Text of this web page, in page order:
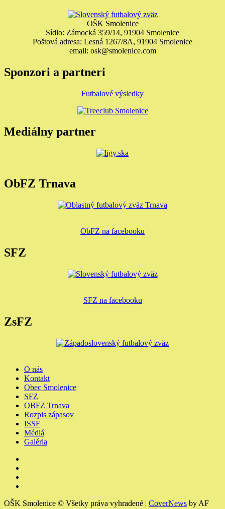
OŠK Smolenice
Sídlo: Zámocká 359/14, 91904 Smolenice
Poštová adresa: Lesná 1267/8A, 91904 Smolenice
email: osk@smolenice.com
Sponzori a partneri
Futbalové výsledky
Mediálny partner
ObFZ Trnava
ObFZ na facebooku
SFZ
SFZ na facebooku
ZsFZ
O nás
Kontakt
Obec Smolenice
SFZ
OBFZ Trnava
Rozpis zápasov
ISSF
Médiá
Galéria
výchovné
OŠK Smolenice © Všetky práva vyhradené | CoverNews by AF